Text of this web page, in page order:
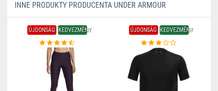
INNE PRODUKTY PRODUCENTA UNDER ARMOUR
ÚJDONSÁG KEDVEZMÉNY ÚJDONSÁG KEDVEZMÉNY